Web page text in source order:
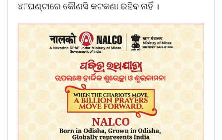
୪୮ଘଣ୍ଟାରେ କୌଣସି କଟକଣା ରହିବ ନାହିଁ ।